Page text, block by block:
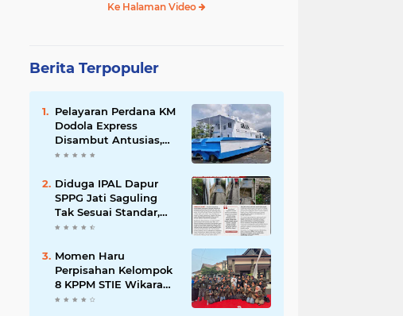
Ke Halaman Video
Berita Terpopuler
Pelayaran Perdana KM
Dodola Express
Disambut Antusias,
Baling-Baling Segera
Diduga IPAL Dapur
SPPG Jati Saguling
Tak Sesuai Standar,
Warga Keluhkan
Mengalir ke Sungai
Momen Haru
Perpisahan Kelompok
8 KPPM STIE Wikara
Bersama Kepala Desa